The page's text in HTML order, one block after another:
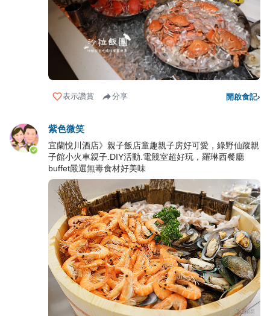
表示讚賞 分享 開啟食記›
紫色微笑
宜蘭悅川酒店》親子飯店童趣親子房好可愛，綠野仙蹤親
子館小火車親子.DIY活動.電競室超好玩，羅琳西餐廳
buffet嚴選無毒食材好美味